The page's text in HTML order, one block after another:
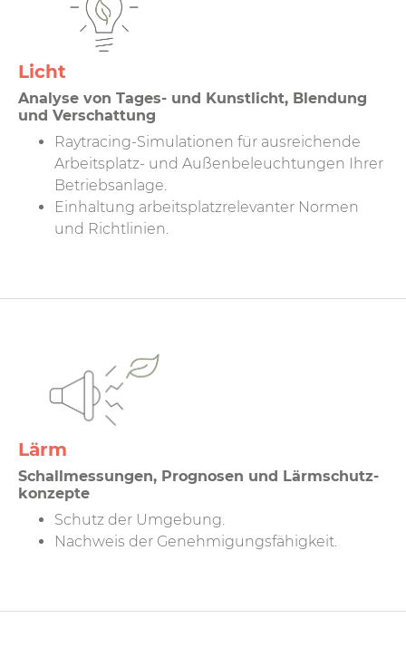
Licht
Analyse von Tages- und Kunstlicht, Blendung
und Verschattung
Raytracing-Simulationen für ausreichende
Arbeitsplatz- und Außenbeleuchtungen Ihrer
Betriebsanlage.
Einhaltung arbeitsplatzrelevanter Normen
und Richtlinien.
Lärm
Schallmessungen, Prognosen und Lärmschutz­
konzepte
Schutz der Umgebung.
Nachweis der Genehmigungs­fähigkeit.